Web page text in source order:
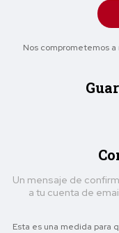
Nos comprometemos
Un mensaje de
a tu cuenta de
Esta es una medida para